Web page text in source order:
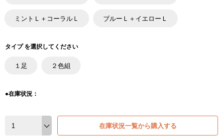
ミントＬ＋コーラルＬ ブルーＬ＋イエローＬ
タイプ を選択してください
１足 ２色組
●在庫状況：
在庫状況一覧から購入する